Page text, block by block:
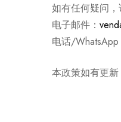
如有任何疑问，
电子邮件：
电话/
本政策如有更新